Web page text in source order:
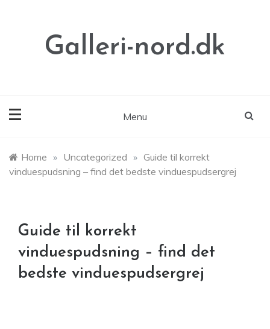
Galleri-nord.dk
Menu
Home » Uncategorized » Guide til korrekt
vinduespudsning – find det bedste vinduespudsergrej
Guide til korrekt
vinduespudsning – find det
bedste vinduespudsergrej